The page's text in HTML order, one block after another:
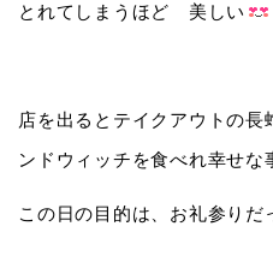
とれてしまうほど 美しい
店を出るとテイクアウトの
ンドウィッチを食べれ幸せな
この日の目的は、お礼参り